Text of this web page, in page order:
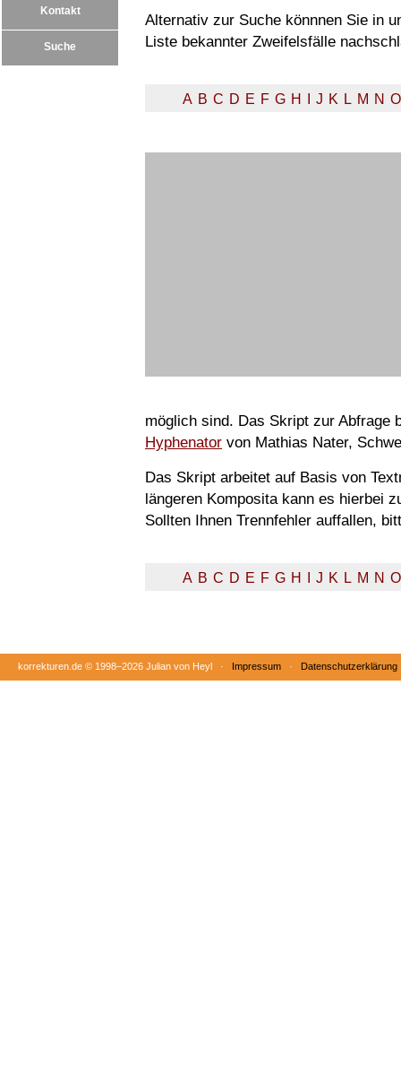
Kontakt
Suche
Alternativ zur Suche könnnen Sie in
Liste bekannter Zweifelsfälle
A B C D E F G H J K L M N O
möglich sind. Das Skript zur Abfrage
Hyphenator von Mathias Nater,
Das Skript arbeitet auf Basis von
längeren Komposita kann es hierbei
Sollten Ihnen Trennfehler auffallen,
A B C D E F G H J K L M N O
korrekturen.de © 1998–2026 Julian von Heyl · Impressum · Datenschutzerklärung